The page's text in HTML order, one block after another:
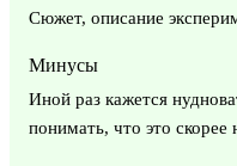
Сюжет, описание
Минусы
Иной раз кажется
понимать, что это скорее